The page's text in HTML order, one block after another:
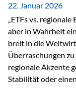
22. Januar 2026
„ETFs vs.
aber in Wahrheit
breit in die
Überraschungen
regionale Akzente
Stabilität oder